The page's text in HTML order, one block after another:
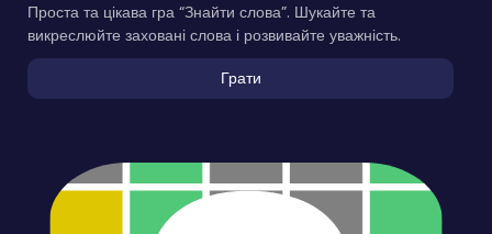
Проста та цікава гра “Знайти слова”. Шукайте та
викреслюйте заховані слова і розвивайте уважність.
Грати